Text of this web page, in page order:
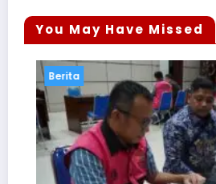
You May Have Missed
Berita